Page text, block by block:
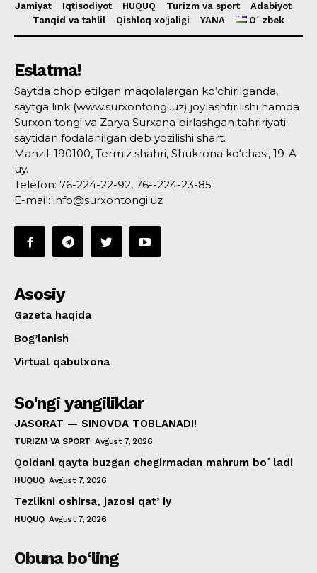
Jamiyat Iqtisodiyot HUQUQ Turizm va sport
Adabiyot
Tanqid va tahlil
Qishloq xo’jaligi YANA Oʻzbek
Eslatma!
Saytda chop etilgan maqolalargan ko‘chirilganda,
saytga link (www.surxontongi.uz) joylashtirilishi hamda
Surxon tongi va Zarya Surxana birlashgan tahririyati
saytidan fodalanilgan deb yozilishi shart.
Manzil: 190100, Termiz shahri, Shukrona ko‘chasi, 19-A-
uy.
Telefon: 76-224-22-92, 76--224-23-85
E-mail: info@surxontongi.uz
Asosiy
Gazeta haqida
Bog’lanish
Virtual qabulxona
So'ngi yangiliklar
JASORAT — SINOVDA TOBLANADI!
TURIZM VA SPORT Avgust 7, 2026
Qoidani qayta buzgan chegirmadan mahrum boʻladi
HUQUQ Avgust 7, 2026
Tezlikni oshirsa, jazosi qatʼiy
HUQUQ Avgust 7, 2026
Obuna bo‘ling